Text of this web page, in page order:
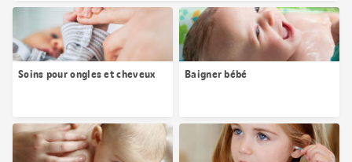
Soins pour ongles et cheveux Baigner bébé